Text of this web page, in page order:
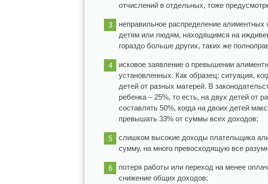
отчислений в отдельных, тоже
неправильное распределение
детям или людям, находящимся на
гораздо больше других, таких же
исковое заявление о превышении
установленных. Как образец: ситуация,
детей от разных матерей. В
ребенка – 25%, то есть, на двух детей от
составлять 50%, когда на двоих детей
превышать 33% от суммы всех доходов;
слишком высокие доходы плательщика
сумму, на много превосходящую все
потеря работы или переход на менее
снижение общих доходов;